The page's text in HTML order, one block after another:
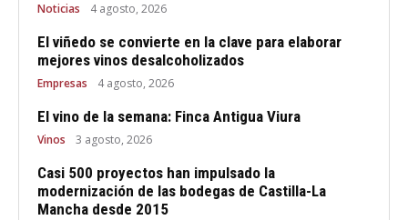
Noticias 4 agosto, 2026
El viñedo se convierte en la clave para elaborar
mejores vinos desalcoholizados
Empresas 4 agosto, 2026
El vino de la semana: Finca Antigua Viura
Vinos 3 agosto, 2026
Casi 500 proyectos han impulsado la
modernización de las bodegas de Castilla-La
Mancha desde 2015